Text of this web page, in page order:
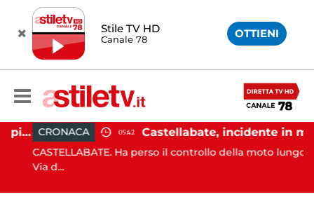
Stile TV HD
Canale 78 OTTIENI
Ischia, pusher sorpreso in spiaggia da carabinieri in Vespa CRONACA 05:42 Castellabate, incidente in moto: 27enne in ospedale
CASTELLABATE. Ha perso il controllo della moto lungo la
Via d...